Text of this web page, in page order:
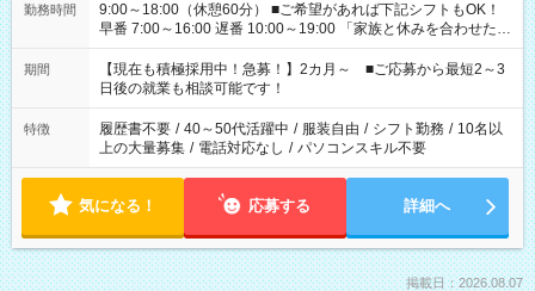
勤務時間
9:00～18:00（休憩60分） ■ご希望があれば下記シフトもOK！
早番 7:00～16:00 遅番 10:00～19:00 「家族と休みを合わせた
い」 「余裕を持って夕飯の準備がしたい」 「できれば残業はし
たくない」 など、ご希望を教えてくださいね。 ※Wワーク希望
の方へ 今ご覧のお仕事で希望する勤務時間と、もう1つのお仕事
の勤務時間。 合計で週40時間を超える場合は応募できません。
期間
【現在も積極採用中！急募！】2カ月～ ■ご応募から最短2～3
日後の就業も相談可能です！
特徴 履歴書不要 / 40～50代活躍中 / 服装自由 / シフト勤務 / 10名以
上の大量募集 / 電話対応なし / パソコンスキル不要
気になる！ 応募する 詳細へ
掲載日：2026.08.07